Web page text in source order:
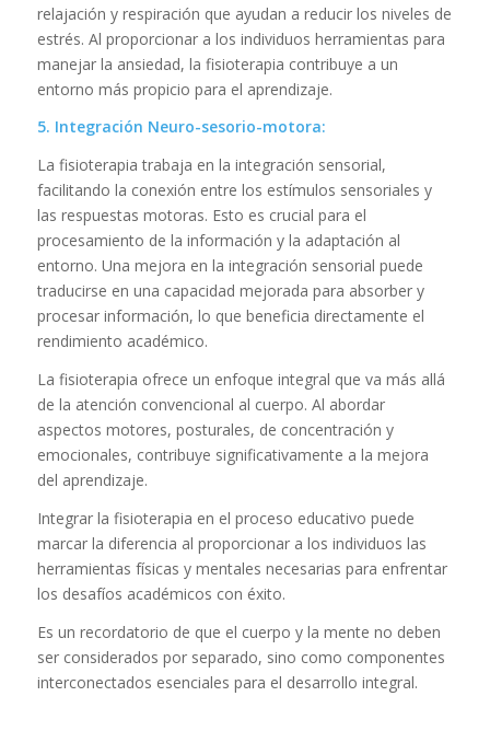
relajación y respiración que ayudan a reducir los niveles de
estrés. Al proporcionar a los individuos herramientas para
manejar la ansiedad, la fisioterapia contribuye a un
entorno más propicio para el aprendizaje.
5. Integración Neuro-sesorio-motora:
La fisioterapia trabaja en la integración sensorial,
facilitando la conexión entre los estímulos sensoriales y
las respuestas motoras. Esto es crucial para el
procesamiento de la información y la adaptación al
entorno. Una mejora en la integración sensorial puede
traducirse en una capacidad mejorada para absorber y
procesar información, lo que beneficia directamente el
rendimiento académico.
La fisioterapia ofrece un enfoque integral que va más allá
de la atención convencional al cuerpo. Al abordar
aspectos motores, posturales, de concentración y
emocionales, contribuye significativamente a la mejora
del aprendizaje.
Integrar la fisioterapia en el proceso educativo puede
marcar la diferencia al proporcionar a los individuos las
herramientas físicas y mentales necesarias para enfrentar
los desafíos académicos con éxito.
Es un recordatorio de que el cuerpo y la mente no deben
ser considerados por separado, sino como componentes
interconectados esenciales para el desarrollo integral.